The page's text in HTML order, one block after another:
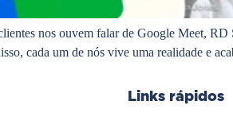
nos ouvem falar de Google Meet,
cada um de nós vive uma realidade e
Links rápidos